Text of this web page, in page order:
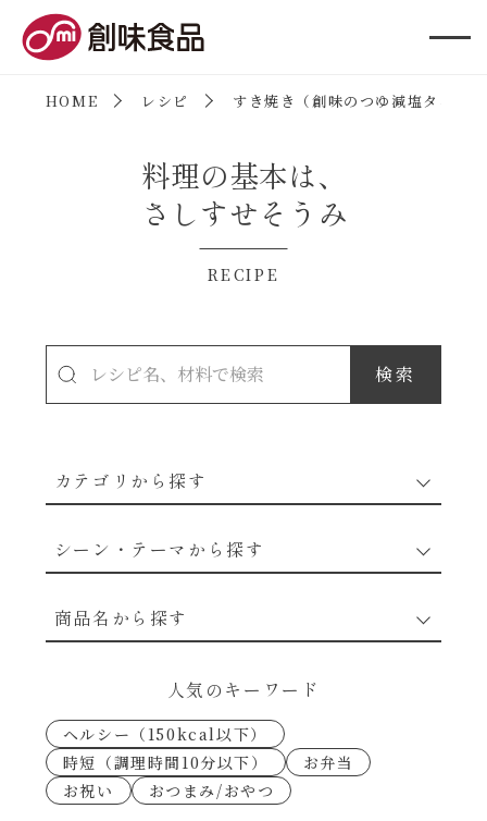
HOME レシピ すき焼き（創味のつゆ減塩タイプ）
料理の基本は、
さしすせそうみ
RECIPE
カテゴリから探す
穀物類のレシピ
シーン・テーマから探す
なんでも南蛮
考えるな、二代目で炒めろ！～○○の炒め物
商品名から探す
あえるハコネーゼトマトバジル
あえるハコネーゼ高菜
人気のキーワード
ヘルシー（150kcal以下）
時短（調理時間10分以下）
お弁当
お祝い
おつまみ/おやつ